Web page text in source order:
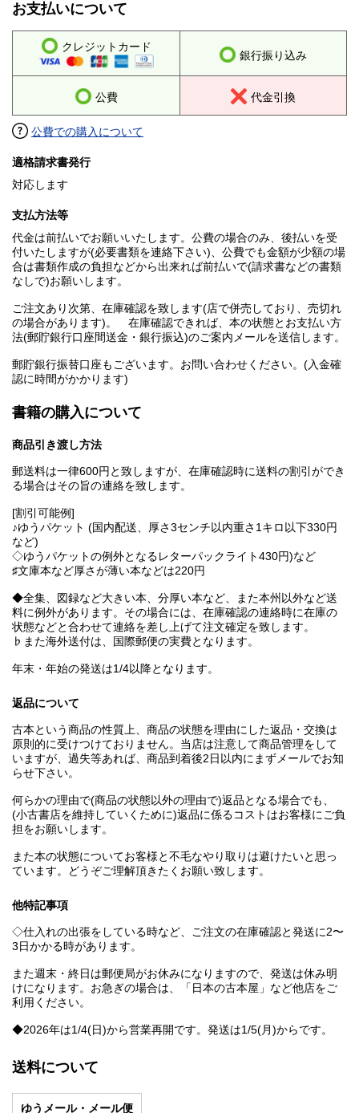
お支払いについて
クレジットカード
銀行振り込み
公費 代金引換
公費での購入について
適格請求書発行
対応します
支払方法等
代金は前払いでお願いいたします。公費の場合のみ、後払いを受
付いたしますが(必要書類を連絡下さい)、公費でも金額が少額の場
合は書類作成の負担などから出来れば前払いで(請求書などの書類
なしで)お願いします。
ご注文あり次第、在庫確認を致します(店で併売しており、売切れ
の場合があります)。 在庫確認できれば、本の状態とお支払い方
法(郵貯銀行口座間送金・銀行振込)のご案内メールを送信します。
郵貯銀行振替口座もございます。お問い合わせください。(入金確
認に時間がかかります)
書籍の購入について
商品引き渡し方法
郵送料は一律600円と致しますが、在庫確認時に送料の割引ができ
る場合はその旨の連絡を致します。
[割引可能例]
♪ゆうパケット (国内配送、厚さ3センチ以内重さ1キロ以下330円
など)
◇ゆうパケットの例外となるレターパックライト430円)など
♯文庫本など厚さが薄い本などは220円
◆全集、図録など大きい本、分厚い本など、また本州以外など送
料に例外があります。その場合には、在庫確認の連絡時に在庫の
状態などと合わせて連絡を差し上げて注文確定を致します。
♭また海外送付は、国際郵便の実費となります。
年末・年始の発送は1/4以降となります。
返品について
古本という商品の性質上、商品の状態を理由にした返品・交換は
原則的に受けつけておりません。当店は注意して商品管理をして
いますが、過失等あれば、商品到着後2日以内にまずメールでお知
らせ下さい。
何らかの理由で(商品の状態以外の理由で)返品となる場合でも、
(小古書店を維持していくために)返品に係るコストはお客様にご負
担をお願いします。
また本の状態についてお客様と不毛なやり取りは避けたいと思っ
ています。どうぞご理解頂きたくお願い致します。
他特記事項
◇仕入れの出張をしている時など、ご注文の在庫確認と発送に2〜
3日かかる時があります。
また週末・終日は郵便局がお休みになりますので、発送は休み明
けになります。お急ぎの場合は、「日本の古本屋」など他店をご
利用ください。
◆2026年は1/4(日)から営業再開です。発送は1/5(月)からです。
送料について
ゆうメール・メール便